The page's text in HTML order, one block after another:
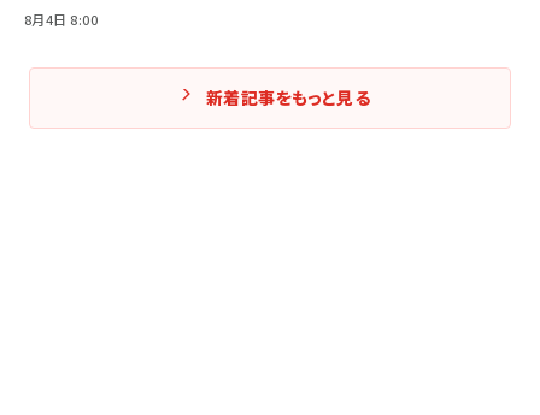
8月4日 8:00
新着記事をもっと見る